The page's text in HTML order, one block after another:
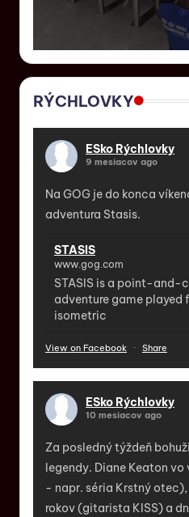
RÝCHLOVKY
ESko Rýchlovky
9 mesiacov ago
Na GOG je do konca
adventura Stasis.
STASIS
www.gog.com
STASIS is a point-
adventure game played
isometric
View on Facebook · Share
ESko Rýchlovky
10 mesiacov ago
Za posledný týždeň
legendy. Diane Keaton vo
- napr. séria Krstný otec),
rokov (gitarista KISS) a